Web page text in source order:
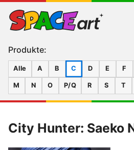
Produkte:
Alle A B C D E F
M N O P/Q R S T
City Hunter: Saeko